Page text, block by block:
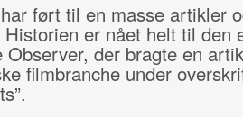
ført til en masse artikler
er nået helt til den
Observer, der bragte en
filmbranche under